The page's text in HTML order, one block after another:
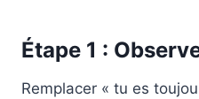
Étape 1 :
Remplacer « tu es